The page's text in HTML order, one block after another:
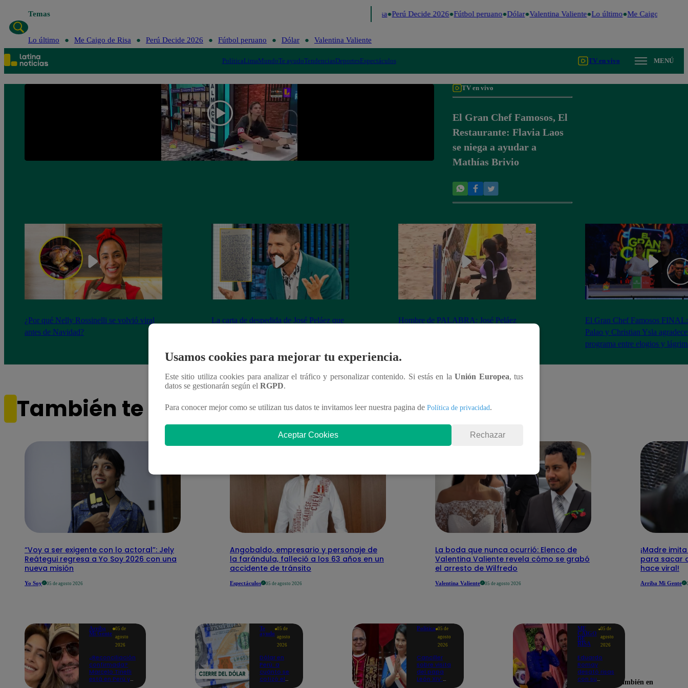
Temas Me Caigo de Risa Perú Decide 2026 Fútbol peruano Dólar Valentina Valiente Lo último Me Caigo de Risa
Lo último Me Caigo de Risa Perú Decide 2026 Fútbol peruano Dólar Valentina Valiente
PolíticaLimaMundoTe ayudoTendenciasDeportesEspectáculos TV en vivo MENÚ
TV en vivo
El Gran Chef Famosos, El
Restaurante: Flavia Laos
se niega a ayudar a
Mathías Brivio
¿Por qué Nelly Rossinelli se volvió viral
antes de Navidad?
La carta de despedida de José Peláez que
Hombre de PALABRA: José Peláez
El Gran Chef Famosos
Palao y Christian Ysla
programa entre elogios y
También te puede interesar
“Voy a ser exigente con lo actoral”: Jely
Reátegui regresa a Yo Soy 2026 con una
nueva misión
Yo Soy 05 de agosto 2026
Angobaldo, empresario y personaje de
la farándula, falleció a los 63 años en un
accidente de tránsito
Espectáculos 05 de agosto 2026
La boda que nunca ocurrió: Elenco de
Valentina Valiente revela cómo se grabó
el arresto de Wilfredo
Valentina Valiente 05 de agosto 2026
¡Madre
para sacar
hace viral!
Arriba Mi Gente
Arriba
Mi Gente
05 de
agosto
2026
¿Reconciliación
confirmada?
Marcelo Tinelli
está en Perú y
Te
ayudo
05 de
agosto
2026
Dólar en
Perú: a
cuánto se
cotizó el
Política 05 de
agosto
2026
Canciller
sobre visita
del papa
León XIV:
ME
CAIGO
DE
RISA
05 de
agosto
2026
Eduardo
Romay
desató risas
con su
Usamos cookies para mejorar tu experiencia.
Este sitio utiliza cookies para analizar el tráfico y personalizar contenido. Si estás en laUnión Europea, tus
datos se gestionarán según el RGPD.
Para conocer mejor como se utilizan tus datos te invitamos leer nuestra pagina de Política de privacidad.
Aceptar Cookies Rechazar
Encuéntranos también en